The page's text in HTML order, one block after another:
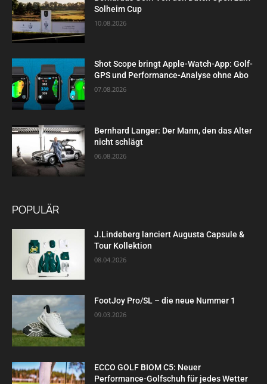
Solheim Cup
10.08.2026
Shot Scope bringt Apple-Watch-App: Golf-
GPS und Performance-Analyse ohne Abo
07.08.2026
Bernhard Langer: Der Mann, den das Alter
nicht schlägt
06.08.2026
POPULÄR
J.Lindeberg lanciert Augusta Capsule &
Tour Kollektion
08.04.2026
FootJoy Pro/SL – die neue Nummer 1
09.03.2026
ECCO GOLF BIOM C5: Neuer
Performance-Golfschuh für jedes Wetter